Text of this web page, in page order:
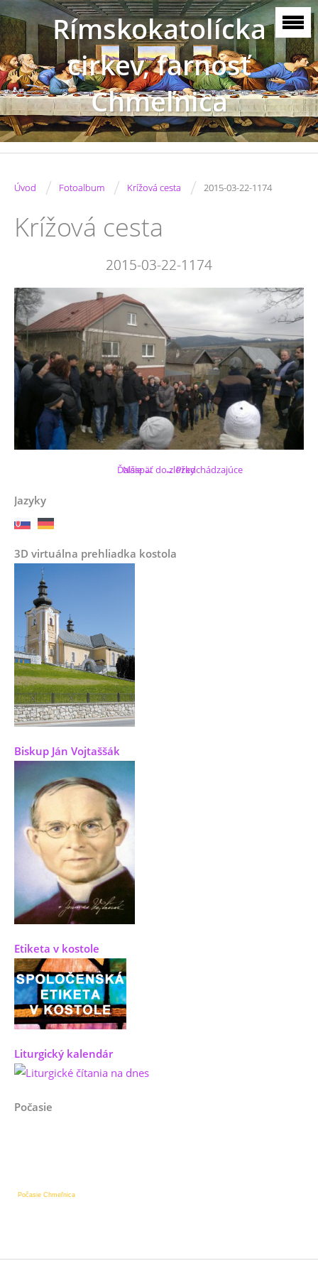
Rímskokatolícka
cirkev, farnosť
Chmeľnica
Úvod / Fotoalbum / Krížová cesta / 2015-03-22-1174
Krížová cesta
2015-03-22-1174
← Predchádzajúce
Ďalšie →
Naspäť do zložky
Jazyky
3D virtuálna prehliadka kostola
Biskup Ján Vojtaššák
Etiketa v kostole
Liturgický kalendár
Počasie
Počasie Chmeľnica